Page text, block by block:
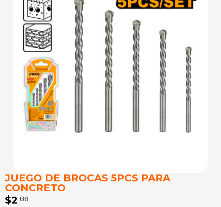
JUEGO DE BROCAS 5PCS PARA
CONCRETO
$2 .88